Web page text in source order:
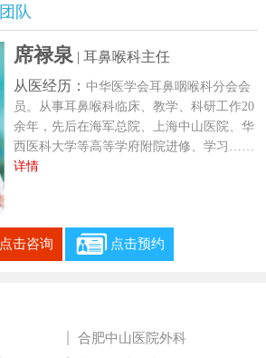
团队
席禄泉 | 耳鼻喉科主任
从医经历：中华医学会耳鼻咽喉科分会会
员。从事耳鼻喉科临床、教学、科研工作20
余年，先后在海军总院、上海中山医院、华
西医科大学等高等学府附院进修、学习……
详情
点击咨询 点击预约
合肥中山医院外科